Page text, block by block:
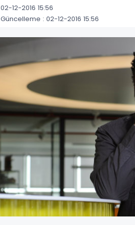
02-12-2016 15:56
Güncelleme : 02-12-2016 15:56